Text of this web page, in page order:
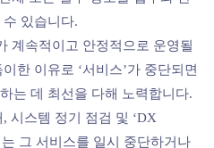
있습니다.
계속적이고 안정적으로 운영될
한 이유로 ‘서비스’가 중단되면
는 데 최선을 다해 노력합니다.
시스템 정기 점검 및 ‘DX
그 서비스를 일시 중단하거나